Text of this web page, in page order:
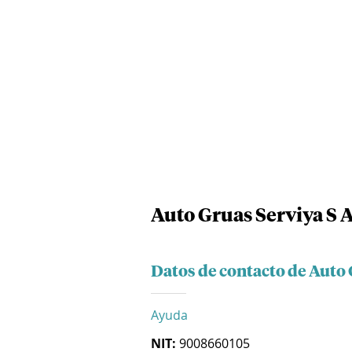
Auto Gruas Serviya S
Datos de contacto de Auto
Ayuda
NIT: 9008660105